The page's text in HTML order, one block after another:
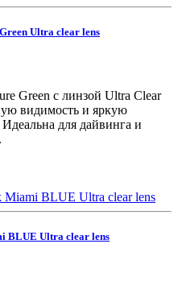
Ultra clear lens
Green с линзой Ultra Clear
видимость и яркую
для дайвинга и
BLUE Ultra clear lens